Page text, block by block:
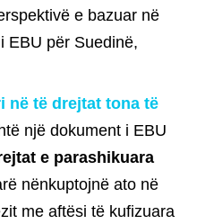
e bazuar në
EBU për Suedinë,
në të drejtat tona të
një dokument i EBU
e parashikuara
nënkuptojnë ato në
me aftësi të kufizuara